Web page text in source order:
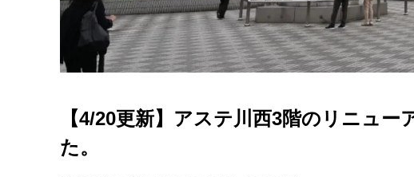
【4/20更新】アステ川西3階のリニュ
た。